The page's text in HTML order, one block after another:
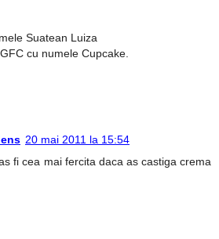
Suatean Luiza
cu numele Cupcake.
20 mai 2011 la 15:54
fi cea mai fercita daca as castiga crema